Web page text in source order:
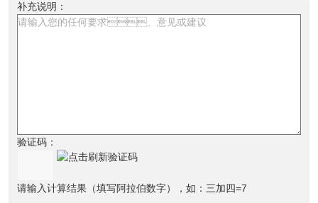
补充说明：
验证码：
请输入计算结果（填写阿拉伯数字），如：三加四=7